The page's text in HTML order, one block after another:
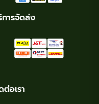
การจัดส่ง
อเรา